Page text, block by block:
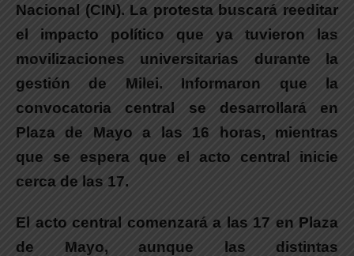
Nacional (CIN). La protesta buscará reeditar
el impacto político que ya tuvieron las
movilizaciones universitarias durante la
gestión de Milei. Informaron que la
convocatoria central se desarrollará en
Plaza de Mayo a las 16 horas, mientras
que se espera que el acto central inicie
cerca de las 17.
El acto central comenzará a las 17 en Plaza
de Mayo, aunque las distintas